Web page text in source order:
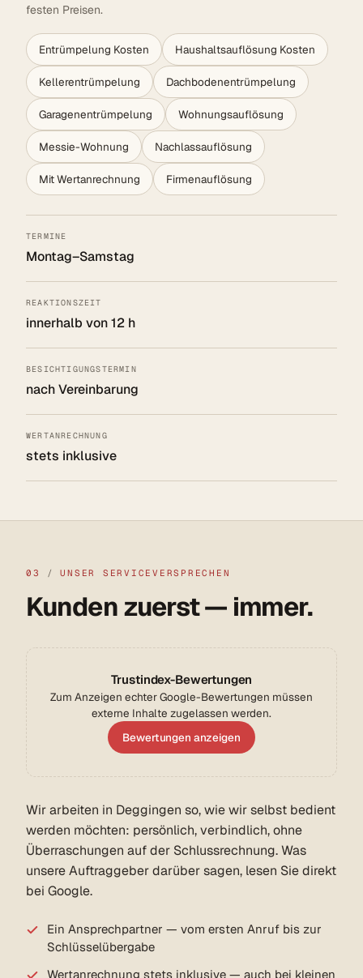
festen Preisen.
Entrümpelung Kosten Haushaltsauflösung Kosten
Kellerentrümpelung Dachbodenentrümpelung
Garagenentrümpelung Wohnungsauflösung
Messie-Wohnung Nachlassauflösung
Mit Wertanrechnung Firmenauflösung
TERMINE
Montag–Samstag
REAKTIONSZEIT
innerhalb von 12 h
BESICHTIGUNGSTERMIN
nach Vereinbarung
WERTANRECHNUNG
stets inklusive
03 / UNSER SERVICEVERSPRECHEN
Kunden zuerst — immer.
Trustindex-Bewertungen
Zum Anzeigen echter Google-Bewertungen müssen
externe Inhalte zugelassen werden.
Bewertungen anzeigen
Wir arbeiten in Deggingen so, wie wir selbst bedient
werden möchten: persönlich, verbindlich, ohne
Überraschungen auf der Schlussrechnung. Was
unsere Auftraggeber darüber sagen, lesen Sie direkt
bei Google.
Ein Ansprechpartner — vom ersten Anruf bis zur
Schlüsselübergabe
Wertanrechnung stets inklusive — auch bei kleinen